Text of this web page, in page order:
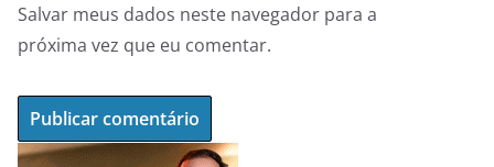
Salvar meus dados neste navegador para a
próxima vez que eu comentar.